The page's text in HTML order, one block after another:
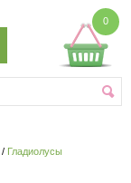
0
/ Гладиолусы